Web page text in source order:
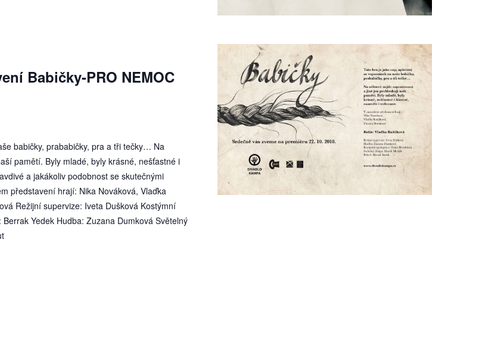
Babičky-PRO NEMOC
babičky, prababičky, pra a tři tečky… Na
pamětí. Byly mladé, byly krásné, nešťastné i
a jakákoliv podobnost se skutečnými
představení hrají: Nika Nováková, Vlaďka
Režijní supervize: Iveta Dušková Kostýmní
Yedek Hudba: Zuzana Dumková Světelný